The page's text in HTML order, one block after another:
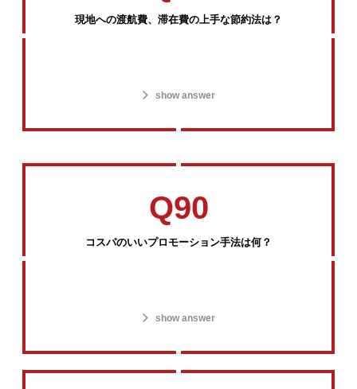
現地への渡航費、滞在費の上手な節約法は？
show answer
Q90
コスパのいいプロモーション手法は何？
show answer